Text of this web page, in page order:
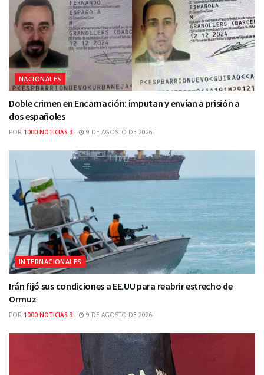
NACIONALES
Doble crimen en Encarnación: imputan y envían a prisión a
dos españoles
POR 1000 NOTICIAS 3 9 DE AGOSTO DE 2026
INTERNACIONALES
Irán fijó sus condiciones a EE.UU para reabrir estrecho de
Ormuz
POR 1000 NOTICIAS 3 9 DE AGOSTO DE 2026